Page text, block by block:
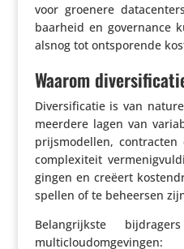
voor groenere
baar­heid en gover­nance
alsnog tot ontspo­rende
Waarom
Diver­si­fi­catie is van
meerdere lagen van
prijs­mo­dellen,
complexi­teit
gingen en creëert
spellen of te beheersen
Belang­rijkste
multicloudomgevingen: